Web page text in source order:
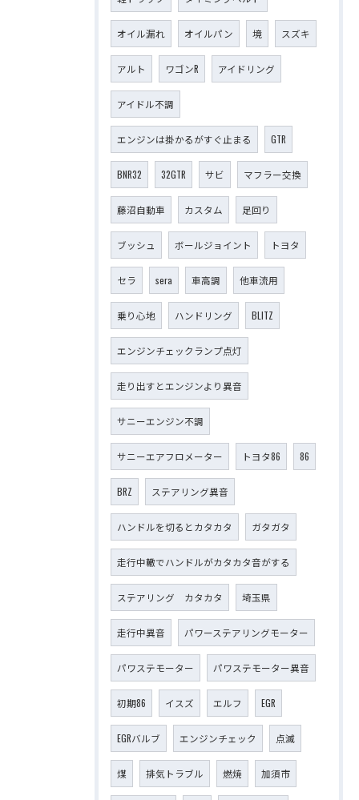
オイル漏れ オイルパン 境 スズキ
アルト ワゴンR アイドリング
アイドル不調
エンジンは掛かるがすぐ止まる GTR
BNR32 32GTR サビ マフラー交換
藤沼自動車 カスタム 足回り
ブッシュ ボールジョイント トヨタ
セラ sera 車高調 他車流用
乗り心地 ハンドリング BLITZ
エンジンチェックランプ点灯
走り出すとエンジンより異音
サニーエンジン不調
サニーエアフロメーター トヨタ86 86
BRZ ステアリング異音
ハンドルを切るとカタカタ ガタガタ
走行中轍でハンドルがカタカタ音がする
ステアリング カタカタ 埼玉県
走行中異音 パワーステアリングモーター
パワステモーター パワステモーター異音
初期86 イスズ エルフ EGR
EGRバルブ エンジンチェック 点滅
煤 排気トラブル 燃焼 加須市